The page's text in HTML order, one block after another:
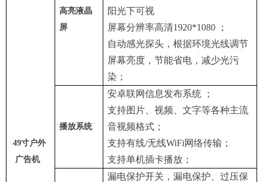
49寸户外
广告机
高亮液晶
屏
阳光下可视
屏幕分辨率高清1920*1080 ；
自动感光探头，根据环境光线调节
屏幕亮度，节能省电，减少光污
染；
播放系统
安卓联网信息发布系统 ；
支持图片、视频、文字等各种主流
音视频格式；
支持有线/无线WiFi网络传输；
支持单机插卡播放；
漏电保护开关，漏电保护、过压保